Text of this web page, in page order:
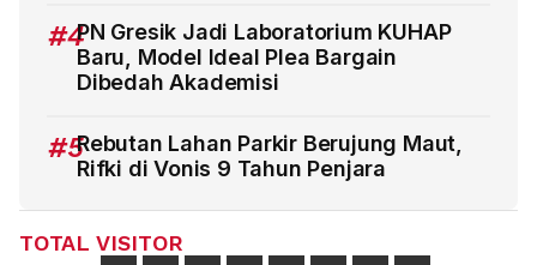
#4PN Gresik Jadi Laboratorium KUHAP
Baru, Model Ideal Plea Bargain
Dibedah Akademisi
#5Rebutan Lahan Parkir Berujung Maut,
Rifki di Vonis 9 Tahun Penjara
TOTAL VISITOR